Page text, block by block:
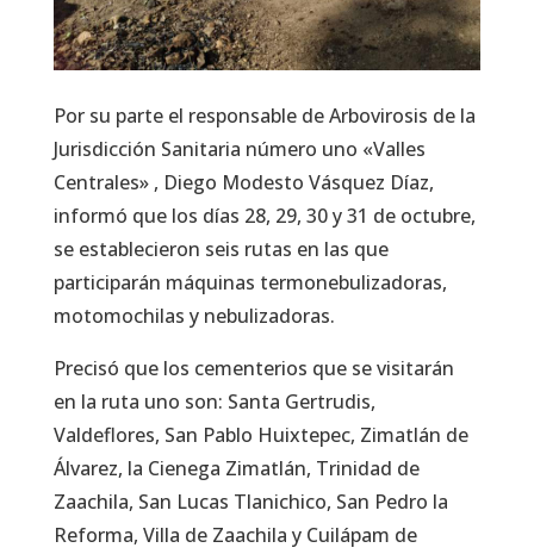
Por su parte el responsable de Arbovirosis de la
Jurisdicción Sanitaria número uno «Valles
Centrales» , Diego Modesto Vásquez Díaz,
informó que los días 28, 29, 30 y 31 de octubre,
se establecieron seis rutas en las que
participarán máquinas termonebulizadoras,
motomochilas y nebulizadoras.
Precisó que los cementerios que se visitarán
en la ruta uno son: Santa Gertrudis,
Valdeflores, San Pablo Huixtepec, Zimatlán de
Álvarez, la Cienega Zimatlán, Trinidad de
Zaachila, San Lucas Tlanichico, San Pedro la
Reforma, Villa de Zaachila y Cuilápam de